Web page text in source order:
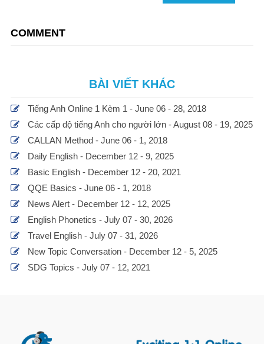
COMMENT
BÀI VIẾT KHÁC
Tiếng Anh Online 1 Kèm 1 - June 06 - 28, 2018
Các cấp độ tiếng Anh cho người lớn - August 08 - 19, 2025
CALLAN Method - June 06 - 1, 2018
Daily English - December 12 - 9, 2025
Basic English - December 12 - 20, 2021
QQE Basics - June 06 - 1, 2018
News Alert - December 12 - 12, 2025
English Phonetics - July 07 - 30, 2026
Travel English - July 07 - 31, 2026
New Topic Conversation - December 12 - 5, 2025
SDG Topics - July 07 - 12, 2021